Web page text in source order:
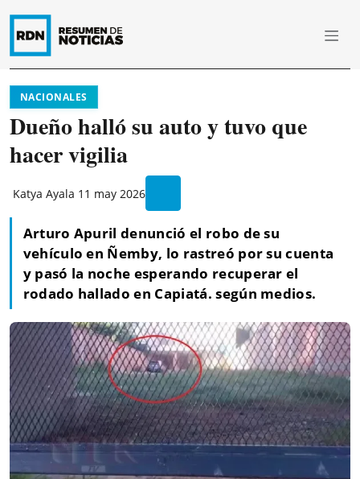
NACIONALES
Dueño halló su auto y tuvo que
hacer vigilia
Katya Ayala 11 may 2026
Arturo Apuril denunció el robo de su
vehículo en Ñemby, lo rastreó por su cuenta
y pasó la noche esperando recuperar el
rodado hallado en Capiatá. según medios.